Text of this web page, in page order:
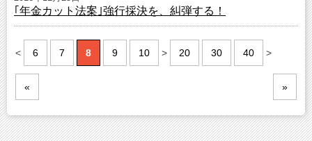
｢年金カット法案｣強行採決を、糾弾する！
«
< 6 7 8 9 10 > 20 30 40 >
»